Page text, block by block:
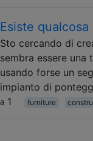
Esiste
Sto cercando di
sembra essere una
usando forse un
impianto di
1
furniture